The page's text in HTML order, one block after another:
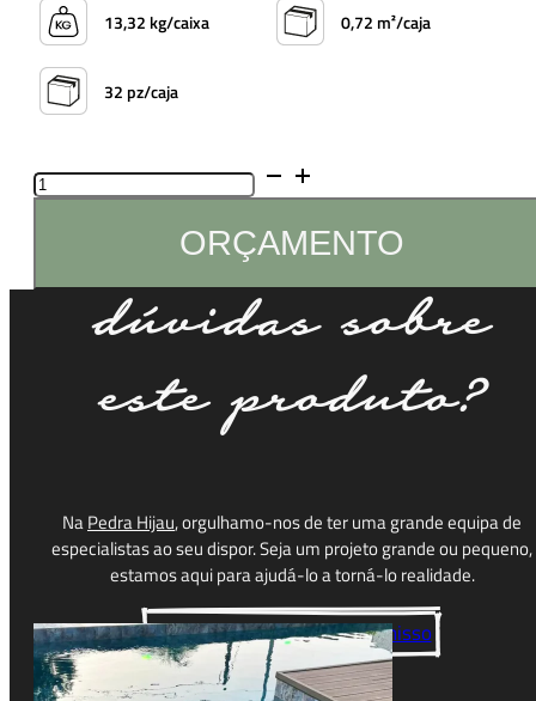
13,32 kg/caixa 0,72 m²/caja
32 pz/caja
Quantidade
de
ORÇAMENTO
Azulejo Blue
Você tem
dúvidas sobre
este produto?
NaPedra Hijau, orgulhamo-nos de ter uma grande equipa de
especialistas ao seu dispor. Seja um projeto grande ou pequeno,
estamos aqui para ajudá-lo a torná-lo realidade.
Contacte-nos sem compromisso